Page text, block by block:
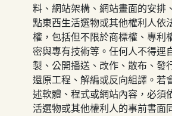
料、網站架構、網站畫面的安排
點東西生活選物或其他權利人依
權，包括但不限於商標權、專利
密與專有技術等。任何人不得逕
製、公開播送、改作、散布、發
還原工程、解編或反向組譯。若
述軟體、程式或網站內容，必須
活選物或其他權利人的事前書面